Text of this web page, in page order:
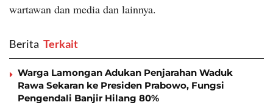
wartawan dan media dan lainnya.
Berita ‎ Terkait
Warga Lamongan Adukan Penjarahan Waduk
Rawa Sekaran ke Presiden Prabowo, Fungsi
Pengendali Banjir Hilang 80%